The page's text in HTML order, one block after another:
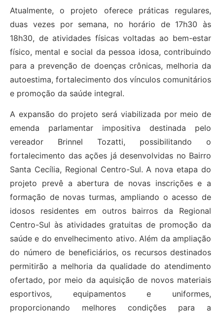
Atualmente, o projeto oferece práticas regulares,
duas vezes por semana, no horário de 17h30 às
18h30, de atividades físicas voltadas ao bem-estar
físico, mental e social da pessoa idosa, contribuindo
para a prevenção de doenças crônicas, melhoria da
autoestima, fortalecimento dos vínculos comunitários
e promoção da saúde integral.
A expansão do projeto será viabilizada por meio de
emenda parlamentar impositiva destinada pelo
vereador Brinnel Tozatti, possibilitando o
fortalecimento das ações já desenvolvidas no Bairro
Santa Cecília, Regional Centro-Sul. A nova etapa do
projeto prevê a abertura de novas inscrições e a
formação de novas turmas, ampliando o acesso de
idosos residentes em outros bairros da Regional
Centro-Sul às atividades gratuitas de promoção da
saúde e do envelhecimento ativo. Além da ampliação
do número de beneficiários, os recursos destinados
permitirão a melhoria da qualidade do atendimento
ofertado, por meio da aquisição de novos materiais
esportivos, equipamentos e uniformes,
proporcionando melhores condições para a